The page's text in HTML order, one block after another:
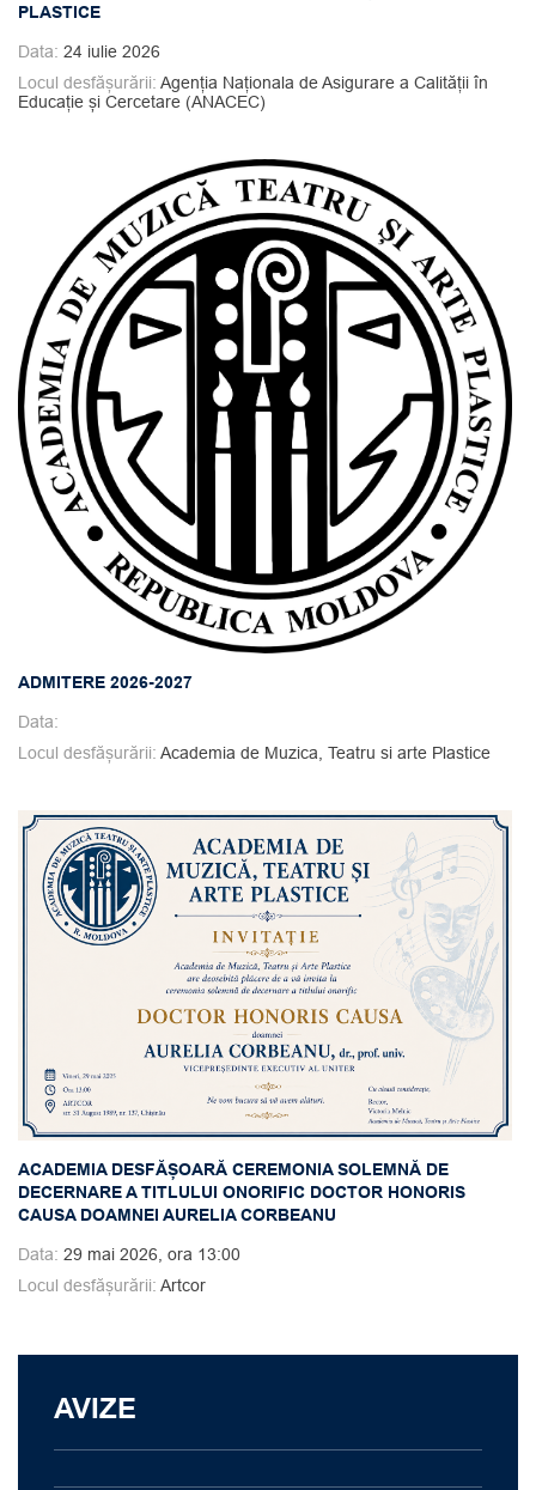
PLASTICE
Data: 24 iulie 2026
Locul desfășurării: Agenția Naționala de Asigurare a Calității în
Educație și Cercetare (ANACEC)
ADMITERE 2026-2027
Data:
Locul desfășurării: Academia de Muzica, Teatru si arte Plastice
ACADEMIA DESFĂȘOARĂ CEREMONIA SOLEMNĂ DE
DECERNARE A TITLULUI ONORIFIC DOCTOR HONORIS
CAUSA DOAMNEI AURELIA CORBEANU
Data: 29 mai 2026, ora 13:00
Locul desfășurării: Artcor
AVIZE